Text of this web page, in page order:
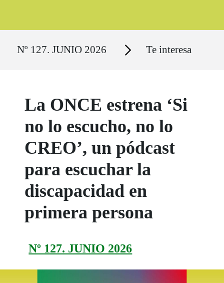
Nº 127. JUNIO 2026 Secciones Te interesa
La ONCE estrena ‘Si
no lo escucho, no lo
CREO’, un pódcast
para escuchar la
discapacidad en
primera persona
Nº 127. JUNIO 2026